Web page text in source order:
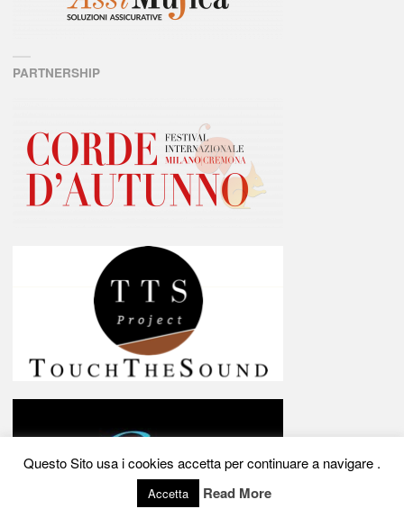
PARTNERSHIP
Questo Sito usa i cookies accetta per continuare a navigare .
Accetta Read More